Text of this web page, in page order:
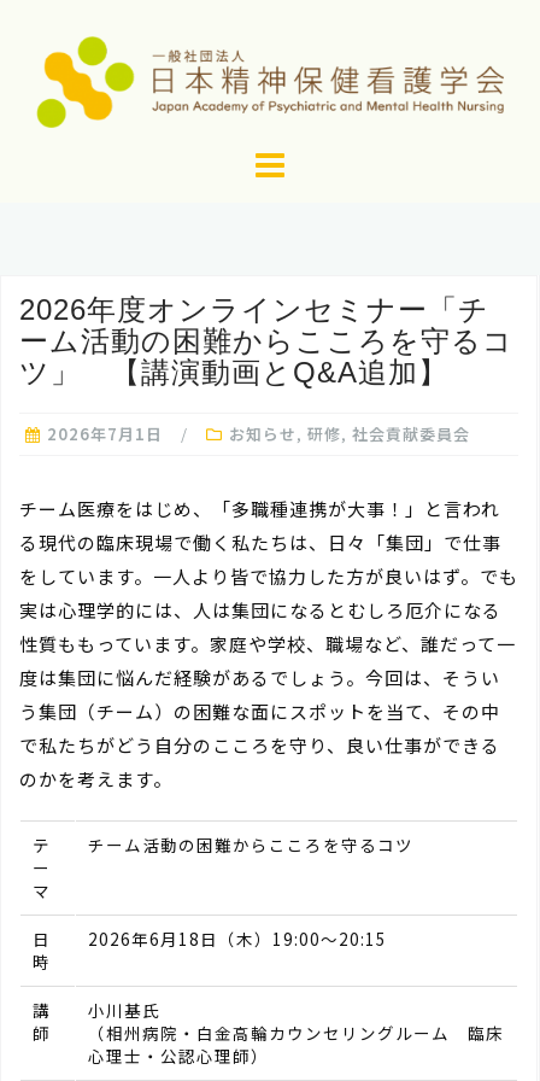
2026年度オンラインセミナー「チ
ーム活動の困難からこころを守るコ
ツ」 【講演動画とQ&A追加】
2026年7月1日 お知らせ, 研修, 社会貢献委員会
チーム医療をはじめ、「多職種連携が大事！」と言われ
る現代の臨床現場で働く私たちは、日々「集団」で仕事
をしています。一人より皆で協力した方が良いはず。でも
実は心理学的には、人は集団になるとむしろ厄介になる
性質ももっています。家庭や学校、職場など、誰だって一
度は集団に悩んだ経験があるでしょう。今回は、そうい
う集団（チーム）の困難な面にスポットを当て、その中
で私たちがどう自分のこころを守り、良い仕事ができる
のかを考えます。
テ
ー
マ
チーム活動の困難からこころを守るコツ
日
時
2026年6月18日（木）19:00～20:15
講
師
小川基氏
（相州病院・白金高輪カウンセリングルーム 臨床
心理士・公認心理師）